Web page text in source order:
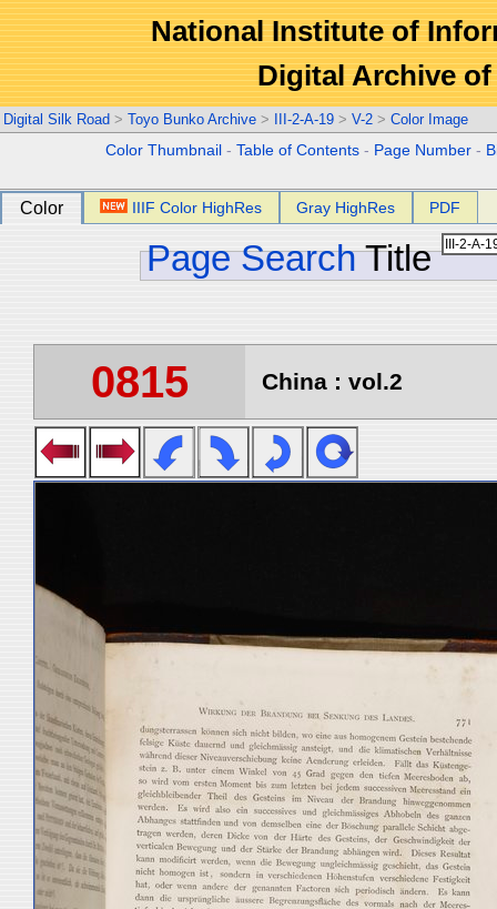
National Institute of
Digital Archive
Digital Silk Road > Toyo Bunko Archive > III-2-A-19 > V-2 > Color Image
Color Thumbnail -Table of Contents - Page Number -
Color IIIF Color HighRes Gray HighRes PDF
Page Search Title
0815 China : vol.2